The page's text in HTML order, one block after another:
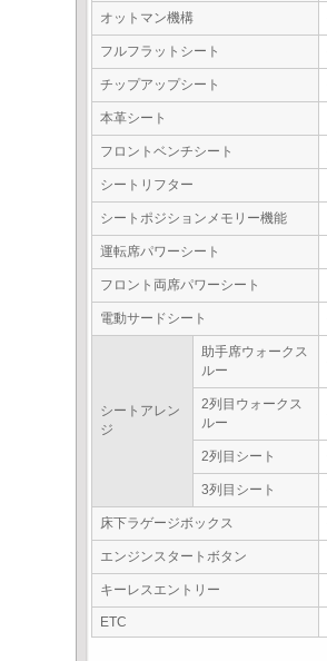
オットマン機構
フルフラットシート
チップアップシート
本革シート
フロントベンチシート
シートリフター
シートポジションメモリー機能
運転席パワーシート
フロント両席パワーシート
電動サードシート
シートアレン
ジ
助手席ウォークス
ルー
2列目ウォークス
ルー
2列目シート
3列目シート
床下ラゲージボックス
エンジンスタートボタン
キーレスエントリー
ETC